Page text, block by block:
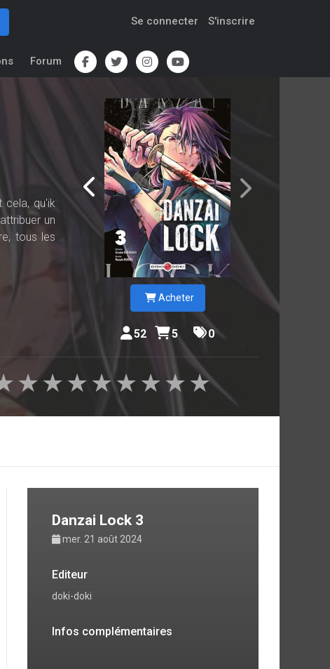
Se connecter S'inscrire
Forum
cela, qu'ik
un
tous les
Acheter
52 5 0
★
★
★
★
★
★
★
★
Danzai Lock 3
mer. 21 août 2024
Editeur
doki-doki
Infos complémentaires